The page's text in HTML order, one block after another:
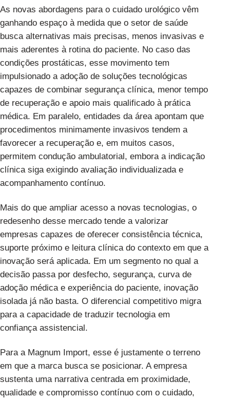
As novas abordagens para o cuidado urológico vêm
ganhando espaço à medida que o setor de saúde
busca alternativas mais precisas, menos invasivas e
mais aderentes à rotina do paciente. No caso das
condições prostáticas, esse movimento tem
impulsionado a adoção de soluções tecnológicas
capazes de combinar segurança clínica, menor tempo
de recuperação e apoio mais qualificado à prática
médica. Em paralelo, entidades da área apontam que
procedimentos minimamente invasivos tendem a
favorecer a recuperação e, em muitos casos,
permitem condução ambulatorial, embora a indicação
clínica siga exigindo avaliação individualizada e
acompanhamento contínuo.
Mais do que ampliar acesso a novas tecnologias, o
redesenho desse mercado tende a valorizar
empresas capazes de oferecer consistência técnica,
suporte próximo e leitura clínica do contexto em que a
inovação será aplicada. Em um segmento no qual a
decisão passa por desfecho, segurança, curva de
adoção médica e experiência do paciente, inovação
isolada já não basta. O diferencial competitivo migra
para a capacidade de traduzir tecnologia em
confiança assistencial.
Para a Magnum Import, esse é justamente o terreno
em que a marca busca se posicionar. A empresa
sustenta uma narrativa centrada em proximidade,
qualidade e compromisso contínuo com o cuidado,